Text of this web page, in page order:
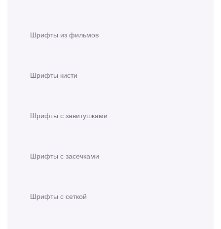
Шрифты из фильмов
Шрифты кисти
Шрифты с завитушками
Шрифты с засечками
Шрифты с сеткой